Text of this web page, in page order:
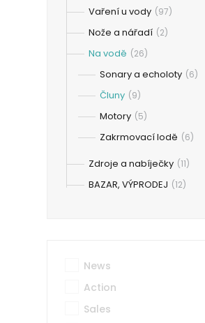
Vaření u vody (97)
Nože a nářadí (2)
Na vodě (26)
Sonary a echoloty (6)
Čluny (9)
Motory (5)
Zakrmovací lodě (6)
Zdroje a nabíječky (11)
BAZAR, VÝPRODEJ (12)
News
Action
Sales